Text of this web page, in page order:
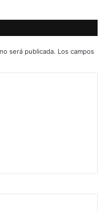
será publicada. Los campos